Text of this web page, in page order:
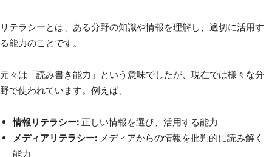
リテラシーとは、ある分野の知識や情報を理解し、適切に活用す
る能力のことです。
元々は「読み書き能力」という意味でしたが、現在では様々な分
野で使われています。例えば、
情報リテラシー: 正しい情報を選び、活用する能力
メディアリテラシー: メディアからの情報を批判的に読み解く
能力